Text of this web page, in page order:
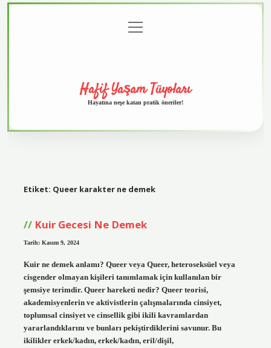
menüyü
aç
Hafif Yaşam Tüyoları
Hayatına neşe katan pratik öneriler!
Etiket: Queer karakter ne demek
Kuir Gecesi Ne Demek
Tarih: Kasım 9, 2024
Kuir ne demek anlamı? Queer veya Queer, heteroseksüel veya
cisgender olmayan kişileri tanımlamak için kullanılan bir
şemsiye terimdir. Queer hareketi nedir? Queer teorisi,
akademisyenlerin ve aktivistlerin çalışmalarında cinsiyet,
toplumsal cinsiyet ve cinsellik gibi ikili kavramlardan
yararlandıklarını ve bunları pekiştirdiklerini savunur. Bu
ikilikler erkek/kadın, erkek/kadın, eril/dişil,